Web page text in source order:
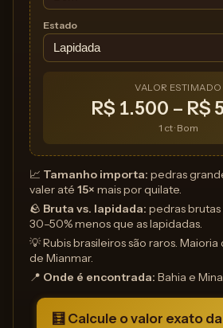
Estado
VALOR ESTIMADO
R$ 1.500 – R$
1 ct · Bom
📈 Tamanho importa: pedras
valer até 15× mais por quilate.
🪨 Bruta vs. lapidada: pedras
30–50% menos que as lapidadas.
💡 Rubis brasileiros são raros.
de Mianmar.
📍 Onde é encontrada: Bahia e
🧮 Calcule o valor exato